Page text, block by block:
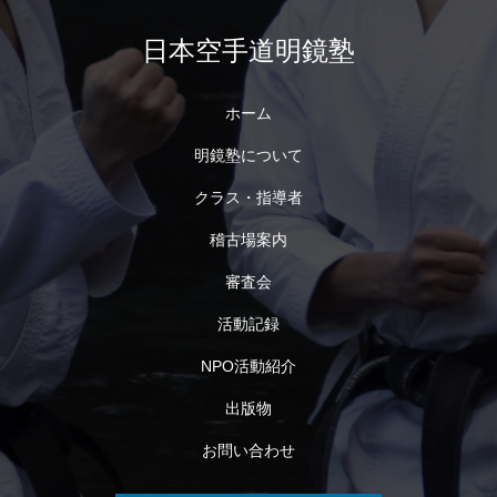
日本空手道明鏡塾
ホーム
明鏡塾について
クラス・指導者
稽古場案内
審査会
活動記録
NPO活動紹介
出版物
お問い合わせ